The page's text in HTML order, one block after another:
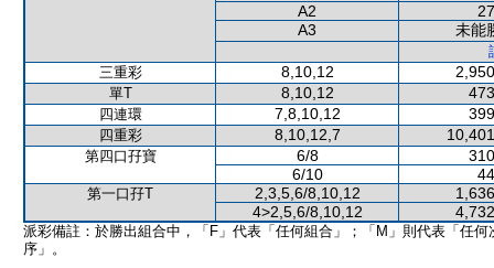
A2
A3
未能
三重彩
8,10,12
單T 8,10,12
四連環 7,8,10,12
四重彩 8,10,12,7
第四口孖寶 6/8
6/10
第一口孖T 2,3,5,6/8,10,12
4>2,5,6/8,10,12
派彩備註：於勝出組合中，「F」代表「任何組合」；「M」則代表「任何
序」。